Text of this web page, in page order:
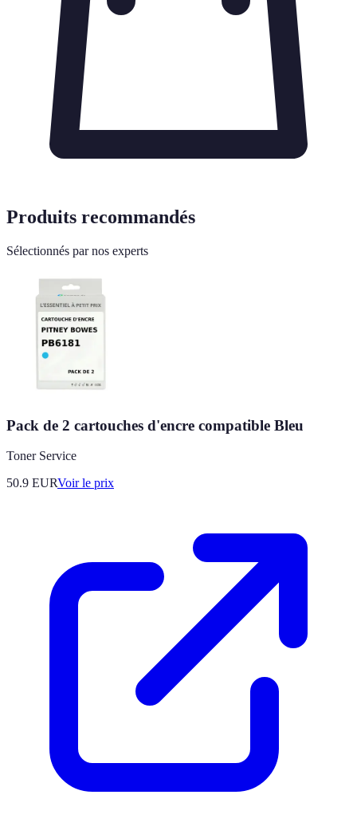
Produits recommandés
Sélectionnés par nos experts
Pack de 2 cartouches d'encre compatible Bleu
Toner Service
50.9 EURVoir le prix